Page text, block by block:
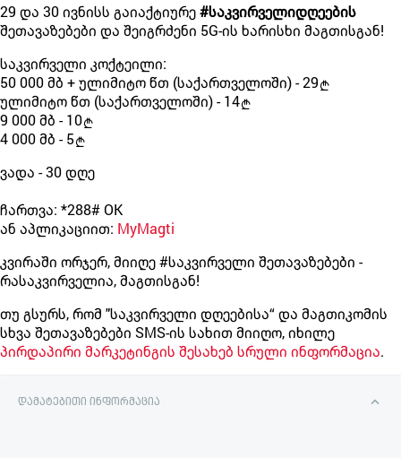
29 და 30 ივნისს გაიაქტიურე#საკვირველიდღეების
შეთავაზებები და შეიგრძენი 5G-ის ხარისხი მაგთისგან!
საკვირველი კოქტეილი:
50 000 მბ + ულიმიტო წთ (საქართველოში) - 29
ულიმიტო წთ (საქართველოში) - 14
9 000 მბ - 10
4 000 მბ - 5
ვადა - 30 დღე
ჩართვა: *288# OK
ან აპლიკაციით: MyMagti
კვირაში ორჯერ, მიიღე #საკვირველი შეთავაზებები -
რასაკვირველია, მაგთისგან!
თუ გსურს, რომ "საკვირველი დღეებისა“ და მაგთიკომის
სხვა შეთავაზებები SMS-ის სახით მიიღო, იხილე
პირდაპირი მარკეტინგის შესახებ სრული ინფორმაცია.
დამატებითი ინფორმაცია